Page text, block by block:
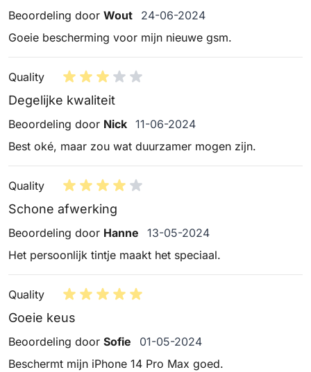
Beoordeling door Wout 24 juni 2024
24-06-2024
Goeie bescherming voor mijn nieuwe gsm.
Quality
Degelijke kwaliteit
Beoordeling door Nick 11 juni 2024
11-06-2024
Best oké, maar zou wat duurzamer mogen zijn.
Quality
Schone afwerking
Beoordeling door Hanne 13 mei 2024
13-05-2024
Het persoonlijk tintje maakt het speciaal.
Quality
Goeie keus
Beoordeling door Sofie 1 mei 2024
01-05-2024
Beschermt mijn iPhone 14 Pro Max goed.